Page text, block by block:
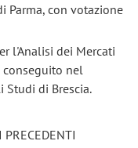
Parma, con votazione
l'Analisi dei Mercati
conseguito nel
Studi di Brescia.